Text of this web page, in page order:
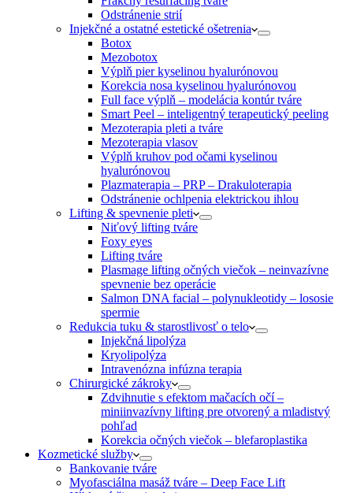
Odstránenie strií
Injekčné a ostatné estetické ošetrenia
Botox
Mezobotox
Výplň pier kyselinou hyalurónovou
Korekcia nosa kyselinou hyalurónovou
Full face výplň – modelácia kontúr tváre
Smart Peel – inteligentný terapeutický peeling
Mezoterapia pleti a tváre
Mezoterapia vlasov
Výplň kruhov pod očami kyselinou
hyalurónovou
Plazmaterapia – PRP – Drakuloterapia
Odstránenie ochlpenia elektrickou ihlou
Lifting & spevnenie pleti
Niťový lifting tváre
Foxy eyes
Lifting tváre
Plasmage lifting očných viečok – neinvazívne
spevnenie bez operácie
Salmon DNA facial – polynukleotidy – lososie
spermie
Redukcia tuku & starostlivosť o telo
Injekčná lipolýza
Kryolipolýza
Intravenózna infúzna terapia
Chirurgické zákroky
Zdvihnutie s efektom mačacích očí –
miniinvazívny lifting pre otvorený a mladistvý
pohľad
Korekcia očných viečok – blefaroplastika
Kozmetické služby
Bankovanie tváre
Myofasciálna masáž tváre – Deep Face Lift